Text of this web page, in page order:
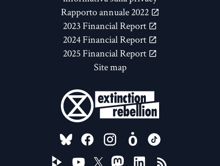
Rapporto annuale 2022
2023 Financial Report
2024 Financial Report
2025 Financial Report
Site map
FOLLOW US ON